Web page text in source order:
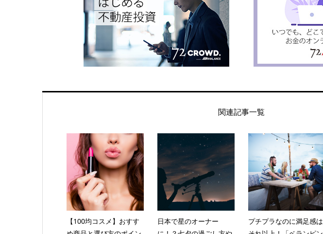
関連記事一覧
【100均コスメ】おすす
日本で星のオーナー
プチプラなのに満足感は